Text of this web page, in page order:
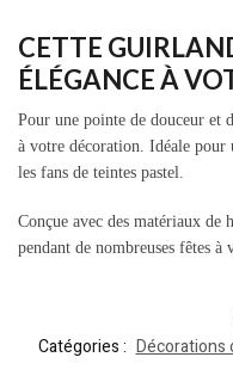
CETTE
ÉLÉGANCE À
Pour une pointe de douceur et
à votre décoration. Idéale pour
les fans de teintes pastel.
Conçue avec des matériaux de
pendant de nombreuses fêtes à
Catégories : Décorations